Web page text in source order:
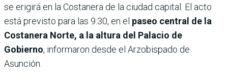
se erigirá en la Costanera de la ciudad capital. El acto
está previsto para las 9:30, en el paseo central de la
Costanera Norte, a la altura del Palacio de
Gobierno, informaron desde el Arzobispado de
Asunción.